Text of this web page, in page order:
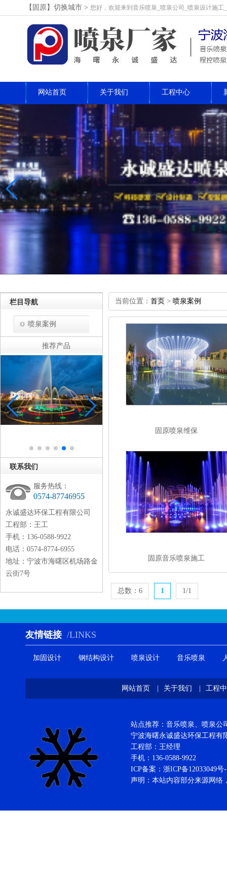
【固原】切换城市> 您好，欢迎来到音乐喷泉_喷泉公司_喷泉设计施
网站首页 关于我们 工程中心
栏目导航
喷泉案例
推荐产品
联系我们
服务热线：
0574-87746955
永诚盛达环保工程有限公司
工程部：王工
手机：136-0588-9922
电话：0574-8774-6955
地址：宁波市海曙区机场路金
云街7号
当前位置：首页 >喷泉案例
固原喷泉维保
固原音乐喷泉施工
总数：6 1 1/1
友情链接 /LINKS
加固设计 钢结构设计 喷泉设计 音乐喷泉
网站首页 | 关于我们 | 工程
站点推荐：音乐喷泉、喷泉公
宁波海曙永诚盛达环保工程
工程部：王经理
手机：136-0588-9922
ICP备案： 浙ICP备12033049号
声明：本站内容部分来源网络